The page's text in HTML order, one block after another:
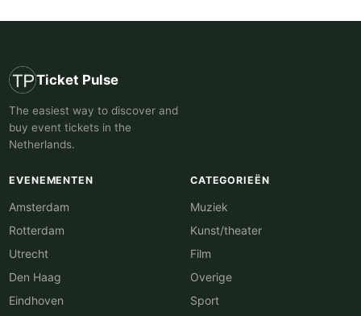
Ticket Pulse
The easiest way to discover and
buy event tickets in the
Netherlands.
EVENEMENTEN
Amsterdam
Rotterdam
Utrecht
Den Haag
Eindhoven
CATEGORIEËN
Muziek
Kunst/theater
Film
Overige
Sport